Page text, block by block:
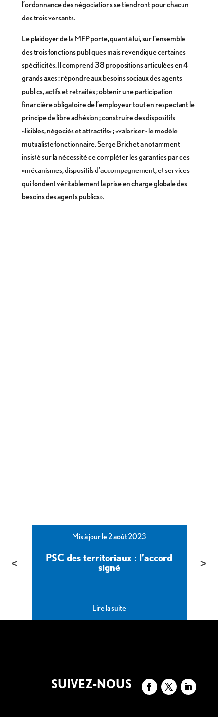
l’ordonnance des négociations se tiendront pour chacun
des trois versants.
Le plaidoyer de la MFP porte, quant à lui, sur l’ensemble
des trois fonctions publiques mais revendique certaines
spécificités. Il comprend 38 propositions articulées en 4
grands axes : répondre aux besoins sociaux des agents
publics, actifs et retraités ; obtenir une participation
financière obligatoire de l’employeur tout en respectant le
principe de libre adhésion ; construire des dispositifs
«lisibles, négociés et attractifs» ; «valoriser» le modèle
mutualiste fonctionnaire. Serge Brichet a notamment
insisté sur la nécessité de compléter les garanties par des
«mécanismes, dispositifs d’accompagnement, et services
qui fondent véritablement la prise en charge globale des
besoins des agents publics».
Mis à jour le 2 août 2023
PSC des territoriaux : l’accord
signé
Lire la suite
SUIVEZ-NOUS